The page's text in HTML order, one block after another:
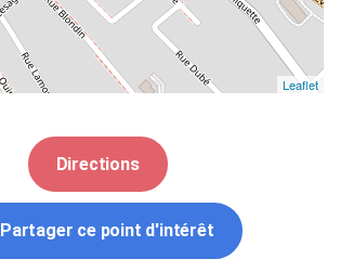
Leaflet
Directions
Partager ce point d'intérêt